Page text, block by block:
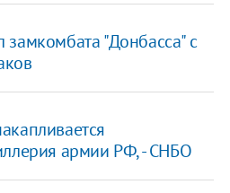
"Донбасса" с
армии РФ, - СНБО